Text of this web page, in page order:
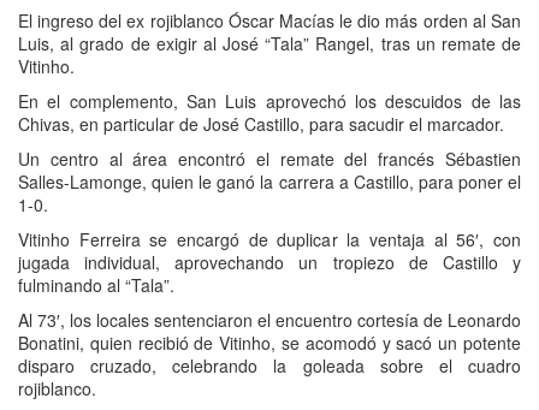
El ingreso del ex rojiblanco Óscar Macías le dio más orden al San
Luis, al grado de exigir al José “Tala” Rangel, tras un remate de
Vitinho.
En el complemento, San Luis aprovechó los descuidos de las
Chivas, en particular de José Castillo, para sacudir el marcador.
Un centro al área encontró el remate del francés Sébastien
Salles-Lamonge, quien le ganó la carrera a Castillo, para poner el
1-0.
Vitinho Ferreira se encargó de duplicar la ventaja al 56′, con
jugada individual, aprovechando un tropiezo de Castillo y
fulminando al “Tala”.
Al 73′, los locales sentenciaron el encuentro cortesía de Leonardo
Bonatini, quien recibió de Vitinho, se acomodó y sacó un potente
disparo cruzado, celebrando la goleada sobre el cuadro
rojiblanco.